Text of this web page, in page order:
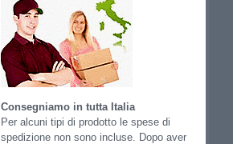
Consegniamo in tutta Italia
Per alcuni tipi di prodotto le spese di
spedizione non sono incluse. Dopo aver